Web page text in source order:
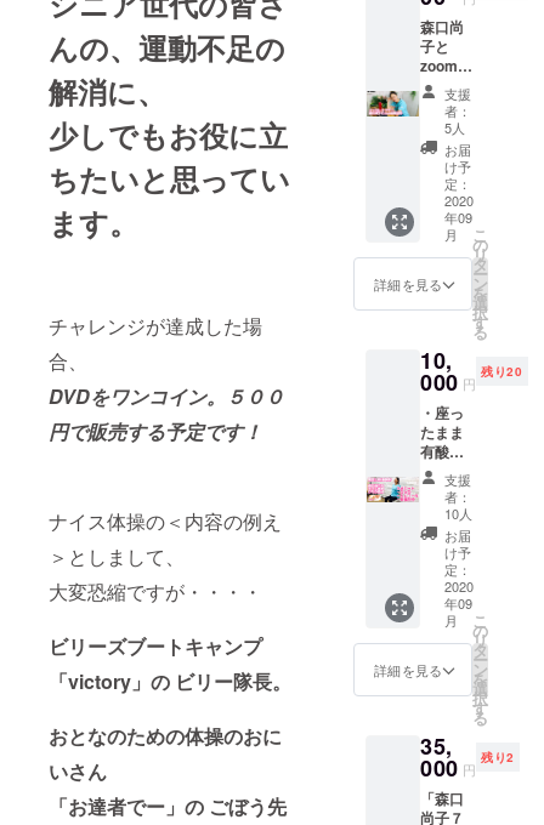
んの、運動不足の
解消に、
少しでもお役に立
ちたいと思ってい
ます。
チャレンジが達成した場
合、
DVDをワンコイン。
５００
円で販売する予定です！
ナイス体操の＜内容の例え
＞としまして、
大変恐縮ですが・・・・
ビリーズブートキャンプ
「victory」の ビリー隊長。
おとなのための体操のおに
いさん
「お達者でー」の ごぼう先
備考欄
にお名
前を記
載して
くださ
い。そ
ちらの
氏名を
コピー
して掲
載いた
しま
す。
にオン
ライン
でナイ
ス体操
を行い
ましょ
う！も
ちろん
パーソ
ナル
（一個
人）で
も問題
ござい
ませ
で構い
ません
備考欄
に参加
人数を
ご記載
くださ
い。
2020年
9月以降
で、
メール
で予定
日を調
整して
私と一
しょ
う！
※DVDの
体操の
森口尚
子と
zoom対
談30
分！ コ
ロナ禍
の仕事
の状況
や、ク
ラウド
ファン
ディン
グに挑
戦した
感想な
ラク
ターと
しての
裏側を
できる
限り包
み隠さ
ず、
zoomを
通じて
お話し
致しま
す。 同
業者の
方向け
の内容
を想定
きまし
たら、
に、
支援
者：
5人
お届
け予
定：
2020
年09
月
詳細を見る
こ
の
リ
タ
ー
ン
を
選
択
す
る
10,
000 円
残り20
・座っ
たまま
有酸素
運動
「ナイ
ス体操
DVD」
１枚 ・
ルピ
エール
（足ス
トレッ
チ
チュー
ブと足
パッド
のセッ
ト） ・
zoom対
支援
者：
10人
お届
け予
定：
2020
年09
月
詳細を見る
こ
の
リ
タ
ー
ン
を
選
択
す
る
35,
000 円
残り2
「森口
尚子７